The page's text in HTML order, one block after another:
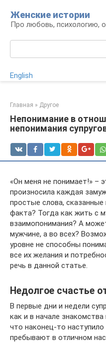
контенту
Женские истории
Про любовь, психологию,
English
Главная » Другое
Непонимание в
непонимания
«Он меня не понимает!» –
произносила каждая
простые слова,
факта? Тогда как жить с
взаимопонимания? А
мужчине, а во всех?
уровне не способны
все их желания и
речь в данной статье.
Недолгое счастье
В первые дни и недели
как и в начале
что наконец-то
пребывают в отличном